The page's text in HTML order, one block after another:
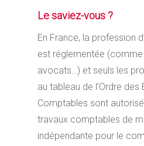
Le saviez-vous ?
En France, la profession
est réglementée
avocats…) et seuls les
au tableau de l’Ordre des
Comptables sont
travaux comptables de
indépendante pour le